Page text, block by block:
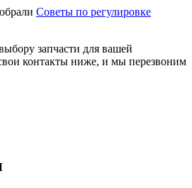
Советы по регулировке
запчасти для вашей
контакты ниже, и мы перезвоним